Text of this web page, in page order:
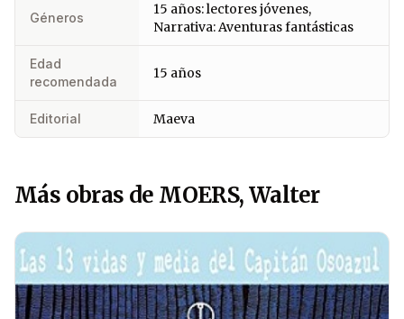
Géneros
15 años: lectores jóvenes,
Narrativa: Aventuras fantásticas
Edad
recomendada
15 años
Editorial Maeva
Más obras de MOERS, Walter